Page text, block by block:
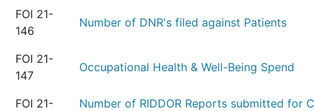
FOI 21-
146
Number of DNR's filed against Patients
FOI 21-
147
Occupational Health & Well-Being Spend
FOI 21-
Number of RIDDOR Reports submitted for